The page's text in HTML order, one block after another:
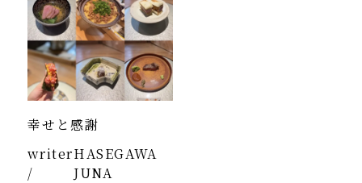
幸せと感謝
writer
/
HASEGAWA
JUNA